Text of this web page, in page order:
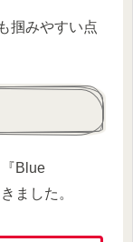
掴みやすい点
Blue
ました。